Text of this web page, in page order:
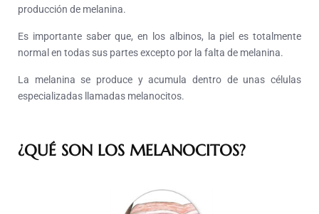
producción de melanina.
Es importante saber que, en los albinos, la piel es totalmente
normal en todas sus partes excepto por la falta de melanina.
La melanina se produce y acumula dentro de unas células
especializadas llamadas melanocitos.
¿QUÉ SON LOS MELANOCITOS?